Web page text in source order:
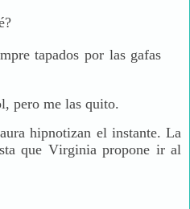
tapados por las gafas
pero me las quito.
hipnotizan el instante. La
que Virginia propone ir al